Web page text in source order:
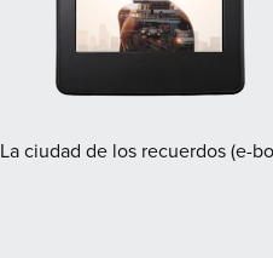
La ciudad de los recuerdos (e-